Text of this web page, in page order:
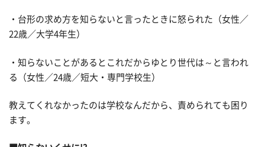
・台形の求め方を知らないと言ったときに怒られた（女性／
22歳／大学4年生）
・知らないことがあるとこれだからゆとり世代は～と言われ
る（女性／24歳／短大・専門学校生）
教えてくれなかったのは学校なんだから、責められても困り
ます。